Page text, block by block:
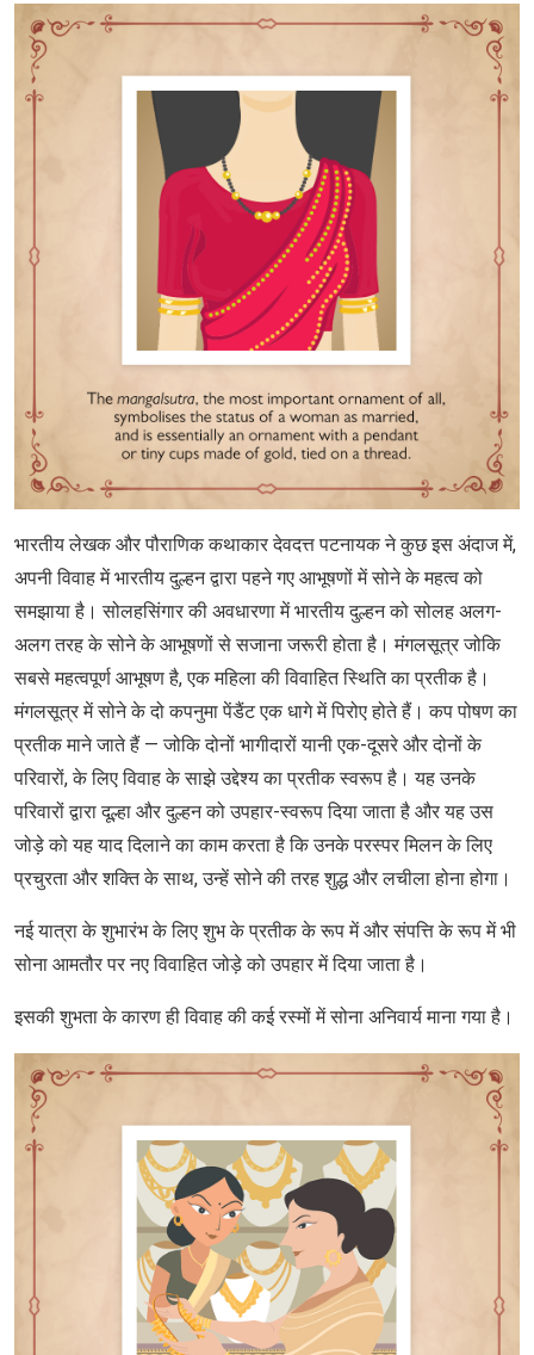
भारतीय लेखक और पौराणिक कथाकार देवदत्त पटनायक ने कुछ इस अंदाज में,
अपनी विवाह में भारतीय दुल्हन द्वारा पहने गए आभूषणों में सोने के महत्व को
समझाया है। सोलहसिंगार की अवधारणा में भारतीय दुल्हन को सोलह अलग-
अलग तरह के सोने के आभूषणों से सजाना जरूरी होता है। मंगलसूत्र जोकि
सबसे महत्वपूर्ण आभूषण है, एक महिला की विवाहित स्थिति का प्रतीक है।
मंगलसूत्र में सोने के दो कपनुमा पेंडैंट एक धागे में पिरोए होते हैं। कप पोषण का
प्रतीक माने जाते हैं — जोकि दोनों भागीदारों यानी एक-दूसरे और दोनों के
परिवारों, के लिए विवाह के साझे उद्देश्य का प्रतीक स्‍वरूप है। यह उनके
परिवारों द्वारा दूल्हा और दुल्हन को उपहार-स्‍वरूप दिया जाता है और यह उस
जोड़े को यह याद दिलाने का काम करता है कि उनके परस्‍पर मिलन के लिए
प्रचुरता और शक्ति के साथ, उन्हें सोने की तरह शुद्ध और लचीला होना होगा।
नई यात्रा के शुभारंभ के लिए शुभ के प्रतीक के रूप में और संपत्ति के रूप में भी
सोना आमतौर पर नए विवाहित जोड़े को उपहार में दिया जाता है।
इसकी शुभता के कारण ही विवाह की कई रस्मों में सोना अनिवार्य माना गया है।